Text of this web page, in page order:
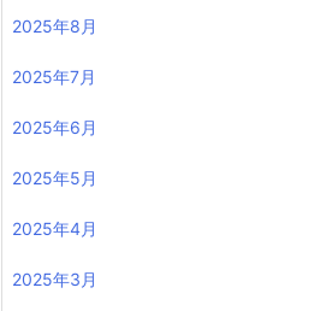
2025年8月
2025年7月
2025年6月
2025年5月
2025年4月
2025年3月